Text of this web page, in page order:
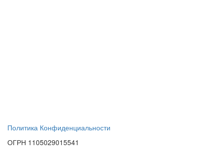
Политика Конфиденциальности
ОГРН 1105029015541